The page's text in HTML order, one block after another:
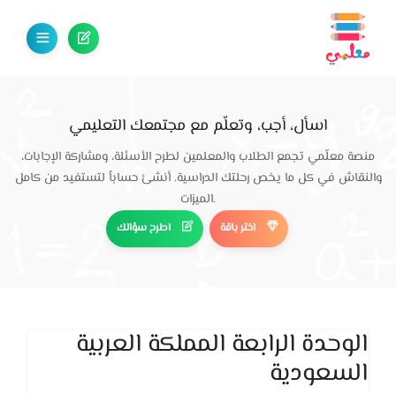
اسأل، أجب، وتعلّم مع مجتمعك التعليمي
منصة معلّمي تجمع الطلاب والمعلمين لطرح الأسئلة، ومشاركة الإجابات،
والنقاش في كل ما يخص رحلتك الدراسية. أنشئ حساباً لتستفيد من كامل
الميزات.
اطرح سؤالك اختر باقة
الوحدة الرابعة المملكة العربية
السعودية